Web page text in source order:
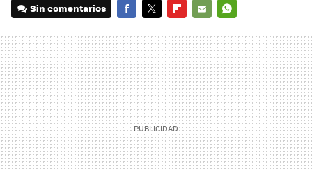
Sin comentarios
MAIL